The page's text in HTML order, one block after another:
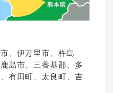
、伊万里市、杵島
島市、三養基郡、多
有田町、太良町、吉